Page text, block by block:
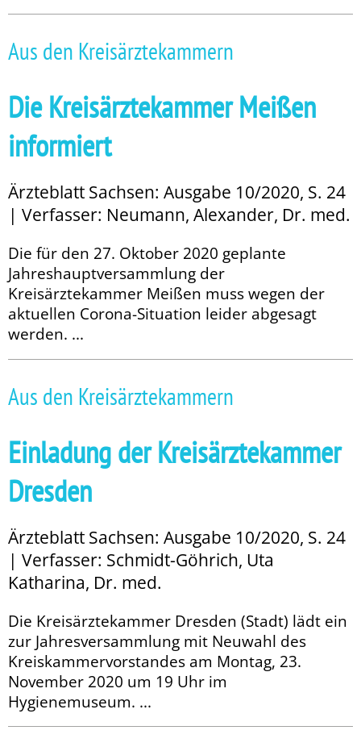
Aus den Kreisärztekammern
Die Kreisärztekammer Meißen
informiert
Ärzteblatt Sachsen: Ausgabe 10/2020, S. 24
| Verfasser: Neumann, Alexander, Dr. med.
Die für den 27. Oktober 2020 geplante
Jahreshauptversammlung der
Kreisärztekammer Meißen muss wegen der
aktuellen Corona-Situation leider abgesagt
werden. ...
Aus den Kreisärztekammern
Einladung der Kreisärztekammer
Dresden
Ärzteblatt Sachsen: Ausgabe 10/2020, S. 24
| Verfasser: Schmidt-Göhrich, Uta
Katharina, Dr. med.
Die Kreisärztekammer Dresden (Stadt) lädt ein
zur Jahresversammlung mit Neuwahl des
Kreiskammervorstandes am Montag, 23.
November 2020 um 19 Uhr im
Hygienemuseum. ...